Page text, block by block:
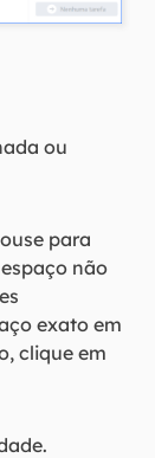
ou
para
não
exato em
clique em